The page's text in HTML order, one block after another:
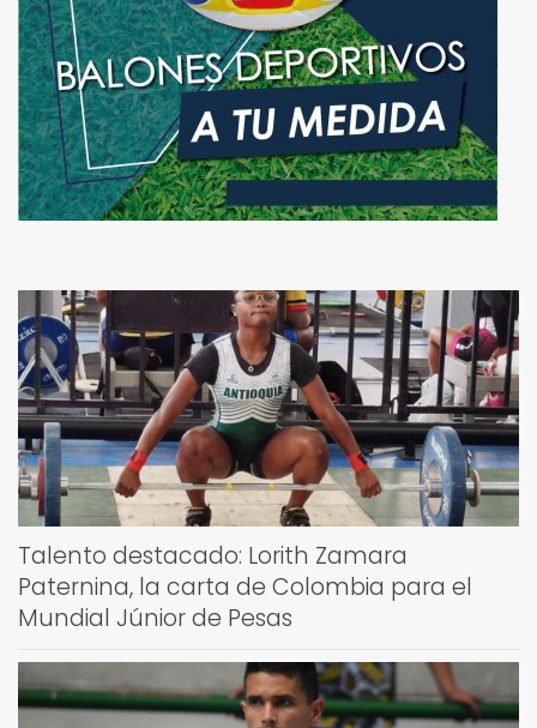
Talento destacado: Lorith Zamara
Paternina, la carta de Colombia para el
Mundial Júnior de Pesas